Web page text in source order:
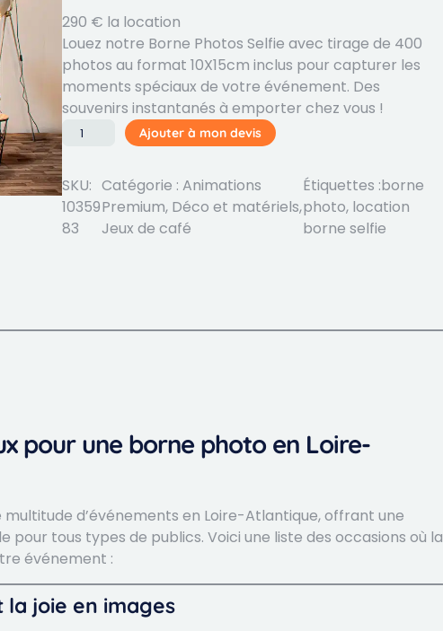
290 € la location
Louez notre Borne Photos Selfie avec tirage de 400
photos au format 10X15cm inclus pour capturer les
moments spéciaux de votre événement. Des
souvenirs instantanés à emporter chez vous !
Ajouter à mon devis
SKU:
10359
83
Catégorie : Animations
Premium, Déco et matériels,
Jeux de café
Étiquettes :borne
photo, location
borne selfie
pour une borne photo en Loire-
multitude d’événements en Loire-Atlantique, offrant une
tous types de publics. Voici une liste des occasions où la
événement :
la joie en images